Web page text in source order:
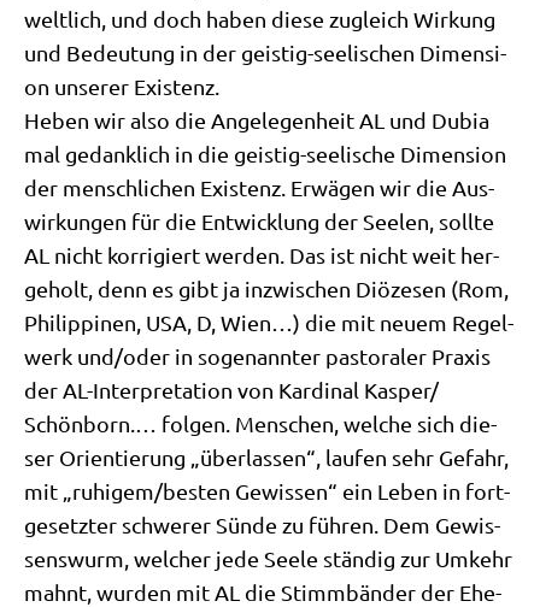
welt­lich, und doch haben die­se zugleich Wir­kung
und Bedeu­tung in der gei­stig-see­li­schen Dimen­si­
on unse­rer Existenz.
Heben wir also die Ange­le­gen­heit AL und Dubia
mal gedank­lich in die gei­stig-see­li­sche Dimen­si­on
der mensch­li­chen Exi­stenz. Erwä­gen wir die Aus­
wir­kun­gen für die Ent­wick­lung der See­len, soll­te
AL nicht kor­ri­giert wer­den. Das ist nicht weit her­
ge­holt, denn es gibt ja inzwi­schen Diö­ze­sen (Rom,
Phil­ip­pi­nen, USA, D, Wien…) die mit neu­em Regel­
werk und/​oder in soge­nann­ter pasto­ra­ler Pra­xis
der AL-Inter­pre­ta­ti­on von Kar­di­nal Kasper/​
Schönborn.… fol­gen. Men­schen, wel­che sich die­
ser Ori­en­tie­rung „über­las­sen“, lau­fen sehr Gefahr,
mit „ruhigem/​besten Gewis­sen“ ein Leben in fort­
ge­setz­ter schwe­rer Sün­de zu füh­ren. Dem Gewis­
sens­wurm, wel­cher jede See­le stän­dig zur Umkehr
mahnt, wur­den mit AL die Stimm­bän­der der Ehe-